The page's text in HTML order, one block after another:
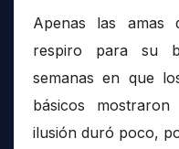
Apenas las amas
respiro para su
semanas en que
básicos
ilusión duró poco,